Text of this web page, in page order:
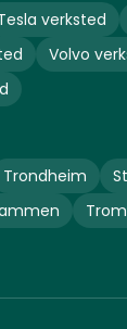
verksted
Volvo
Trondheim